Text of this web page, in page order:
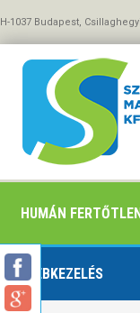
H-1037 Budapest,
HUMÁN
SEBKEZELÉS